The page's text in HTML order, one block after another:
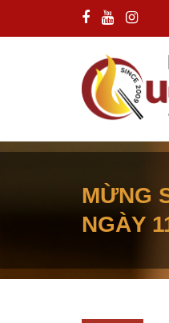
MỪNG
NGÀY